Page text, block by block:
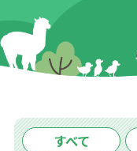
すべて